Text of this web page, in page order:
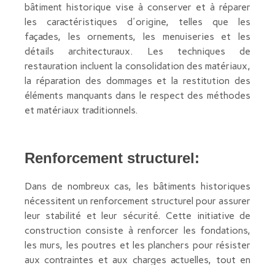
bâtiment historique vise à conserver et à réparer
les caractéristiques d'origine, telles que les
façades, les ornements, les menuiseries et les
détails architecturaux. Les techniques de
restauration incluent la consolidation des matériaux,
la réparation des dommages et la restitution des
éléments manquants dans le respect des méthodes
et matériaux traditionnels.
Renforcement structurel:
Dans de nombreux cas, les bâtiments historiques
nécessitent un renforcement structurel pour assurer
leur stabilité et leur sécurité. Cette initiative de
construction consiste à renforcer les fondations,
les murs, les poutres et les planchers pour résister
aux contraintes et aux charges actuelles, tout en